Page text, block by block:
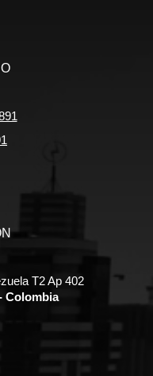
T2 Ap 402
Colombia